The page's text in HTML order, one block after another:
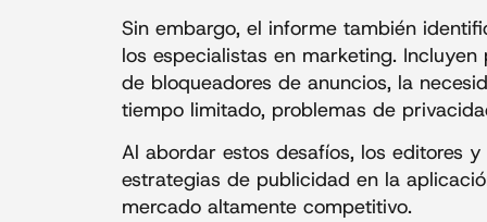
Sin embargo, el informe también
los especialistas en marketing.
de bloqueadores de anuncios, la
tiempo limitado, problemas de
Al abordar estos desafíos, los editores
estrategias de publicidad en la
mercado altamente competitivo.